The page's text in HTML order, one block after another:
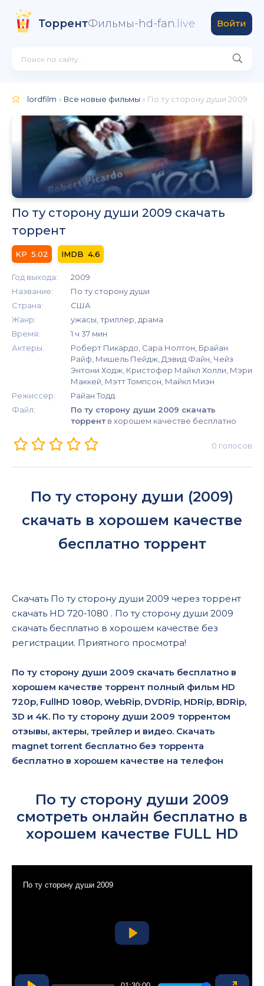
ТоррентФильмы-hd-fan.live Войти
lordfilm » Все новые фильмы » По ту сторону души 2009
По ту сторону души 2009 скачать
торрент
5.02 4.6
Год выхода:
2009
Название:
По ту сторону души
Страна:
США
Жанр:
ужасы, триллер, драма
Время:
1 ч 37 мин
Актеры:
Роберт Пикардо, Сара Нолтон, Брайан
Райф, Мишель Пейдж, Дэвид Файн, Чейз
Энтони Ходж, Кристофер Майкл Холли, Мэри
Маккей, Мэтт Томпсон, Майкл Миэн
Режиссер:
Райан Тодд
Файл:
По ту сторону души 2009 скачать
торрент в хорошем качестве бесплатно
0 голосов
По ту сторону души (2009)
скачать в хорошем качестве
бесплатно торрент
Скачать По ту сторону души 2009 через торрент
скачать HD 720-1080 . По ту сторону души 2009
скачать бесплатно в хорошем качестве без
регистрации. Приятного просмотра!
По ту сторону души 2009 скачать бесплатно в
хорошем качестве торрент полный фильм HD
720p, FullHD 1080p, WebRip, DVDRip, HDRip, BDRip,
3D и 4K. По ту сторону души 2009 торрентом
отзывы, актеры, трейлер и видео. Скачать
magnet torrent бесплатно без торрента
бесплатно в хорошем качестве на телефон
По ту сторону души 2009
смотреть онлайн бесплатно в
хорошем качестве FULL HD
По ту сторону души 2009